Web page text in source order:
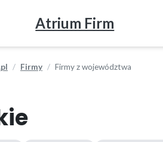
Atrium Firm
Firmy Firmy z województwa